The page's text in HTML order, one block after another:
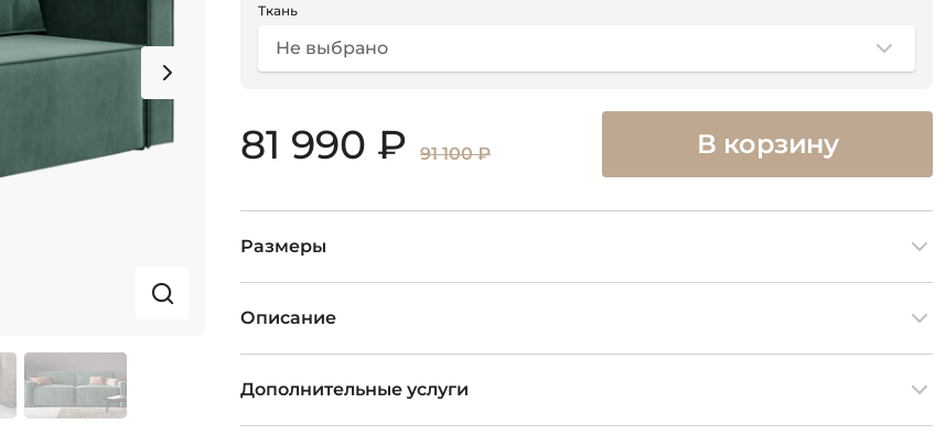
Ткань
Не выбрано
81 990 ₽ 91 100 ₽ В корзину
Размеры
Описание
Дополнительные услуги